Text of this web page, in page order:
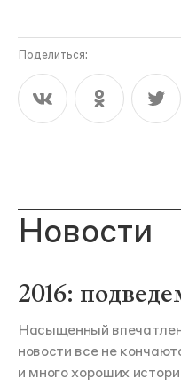
Поделиться:
Новости
2016:
Насыщенный
новости все не
и много хороших